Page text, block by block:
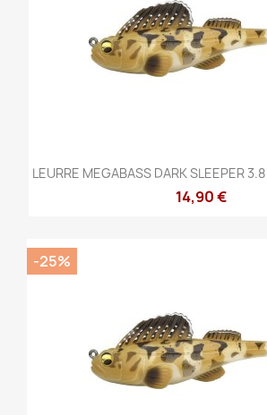
LEURRE MEGABASS DARK SLEEPER
14,90 €
-25%